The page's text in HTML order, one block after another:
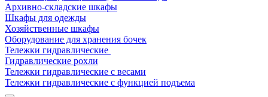
Архивно-складские шкафы
Шкафы для одежды
Хозяйственные шкафы
Оборудование для хранения бочек
Тележки гидравлические
Гидравлические рохли
Тележки гидравлические с весами
Тележки гидравлические с функцией подъема